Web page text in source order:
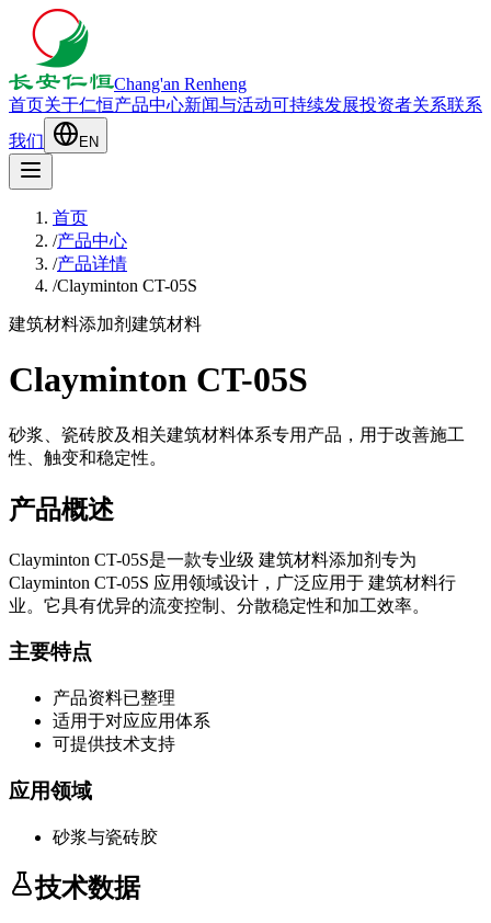
Chang'an Renheng
首页关于仁恒产品中心新闻与活动可持续发展投资者关系联系
我们
EN
首页
/产品中心
/产品详情
/Clayminton CT-05S
建筑材料添加剂 建筑材料
Clayminton CT-05S
砂浆、瓷砖胶及相关建筑材料体系专用产品，用于改善施工
性、触变和稳定性。
产品概述
Clayminton CT-05S是一款专业级 建筑材料添加剂 专为
Clayminton CT-05S 应用领域设计，广泛应用于 建筑材料行
业。它具有优异的流变控制、分散稳定性和加工效率。
主要特点
产品资料已整理
适用于对应应用体系
可提供技术支持
应用领域
砂浆与瓷砖胶
技术数据